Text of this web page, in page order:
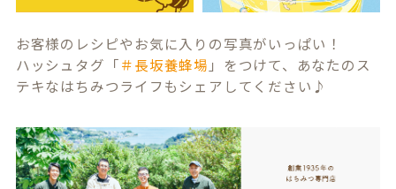
お客様のレシピやお気に入りの写真がいっぱい！
ハッシュタグ「＃長坂養蜂場 」をつけて、あなたのス
テキなはちみつライフもシェアしてください♪